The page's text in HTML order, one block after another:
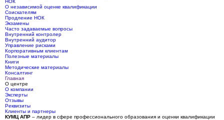
НОК
О независимой оценке квалификации
Соискателям
Продление НОК
Экзамены
Часто задаваемые вопросы
Внутренний контролер
Внутренний аудитор
Управление рисками
Корпоративным клиентам
Полезные материалы
Книги
Методические материалы
Консалтинг
Главная
О центре
О компании
Эксперты
Отзывы
Реквизиты
Клиенты и партнеры
КУМЦ АПР – лидер в сфере профессионального образования и оценки квалификации